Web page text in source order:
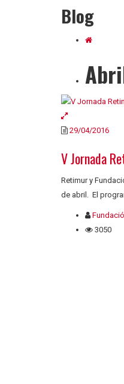
Blog
29/04/2016
V Jornada
Retimur y
de abril. El
3050